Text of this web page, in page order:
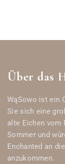
Über das
WąSowo ist ein
Sie sich eine
alte Eichen vom
Sommer und
Enchanted an
anzukommen.